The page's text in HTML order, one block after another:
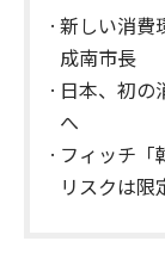
新しい消費
成南市長
日本、初
へ
フィッチ「
リスクは